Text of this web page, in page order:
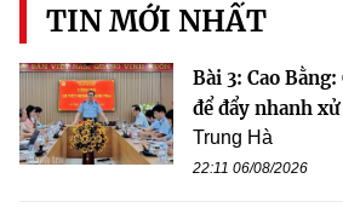
TIN MỚI NHẤT
Bài 3: Cao
để đẩy nhanh
Trung Hà
22:11 06/08/2026